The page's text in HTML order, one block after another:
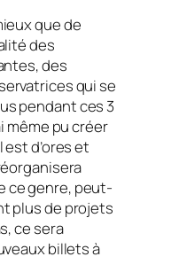
que de
des
des
qui se
pendant ces 3
même pu créer
d’ores et
ce genre, peut-
plus de projets
ce sera
billets à